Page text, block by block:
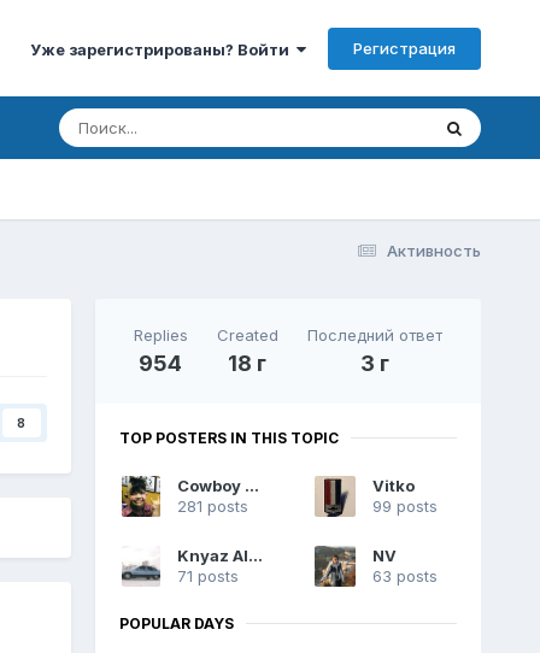
Уже зарегистрированы? Войти Регистрация
Активность
8
Replies
954
Created
18 г
Последний ответ
3 г
TOP POSTERS IN THIS TOPIC
Cowboy V8
281 posts
Vitko
99 posts
Knyaz Alex
71 posts
NV
63 posts
POPULAR DAYS